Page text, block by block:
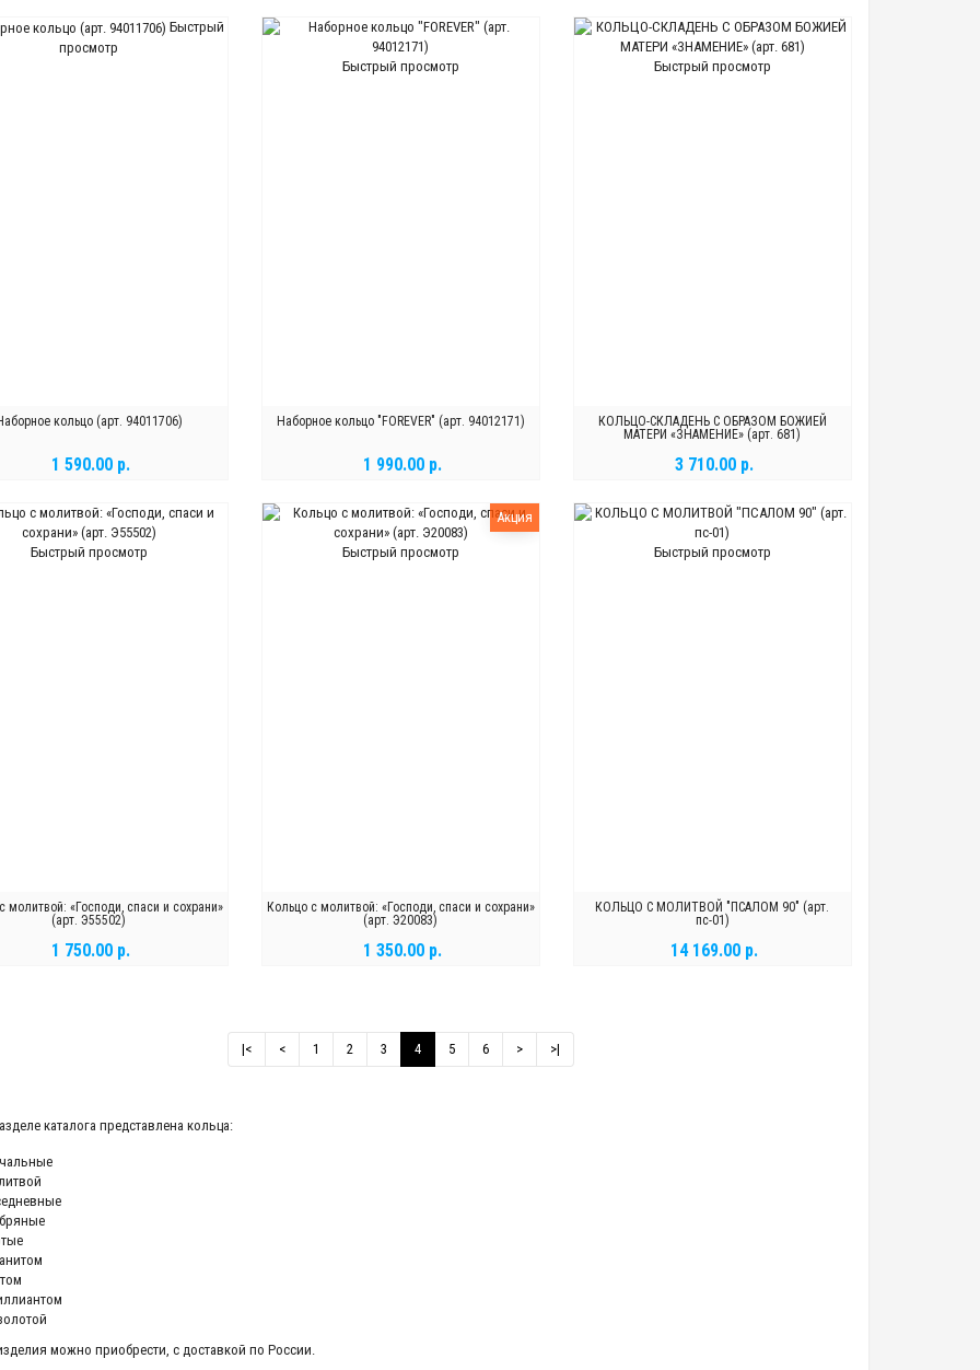
КОРЗИНУ В КОРЗИНУ В КОРЗИНУ
Быстрый
просмотр
кольцо (арт. 94011706)
1 590.00 р.
КОРЗИНУ
Быстрый просмотр
Наборное кольцо "FOREVER" (арт. 94012171)
1 990.00 р.
В КОРЗИНУ
Быстрый просмотр
КОЛЬЦО-СКЛАДЕНЬ С ОБРАЗОМ БОЖИЕЙ
МАТЕРИ «ЗНАМЕНИЕ» (арт. 681)
3 710.00 р.
В КОРЗИНУ
Быстрый просмотр
молитвой: «Господи, спаси и сохрани»
(арт. Э55502)
1 750.00 р.
Акция
Быстрый просмотр
Кольцо с молитвой: «Господи, спаси и сохрани»
(арт. Э20083)
1 350.00 р.
Быстрый просмотр
КОЛЬЦО С МОЛИТВОЙ "ПСАЛОМ 90" (арт.
пс-01)
14 169.00 р.
|< < 1 2 3 4 5 6 > >|
каталога представлена кольца:
можно приобрести, с доставкой по России.